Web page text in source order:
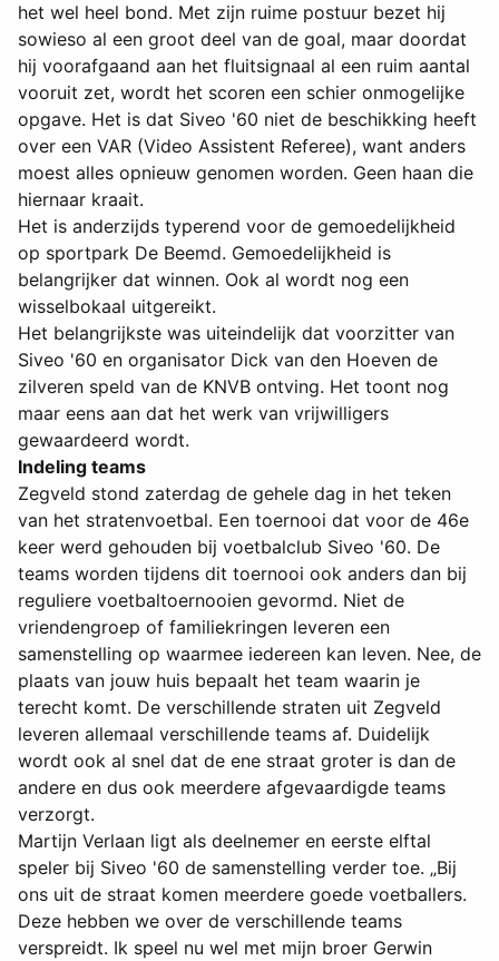
het wel heel bond. Met zijn ruime postuur bezet hij
sowieso al een groot deel van de goal, maar doordat
hij voorafgaand aan het fluitsignaal al een ruim aantal
vooruit zet, wordt het scoren een schier onmogelijke
opgave. Het is dat Siveo '60 niet de beschikking heeft
over een VAR (Video Assistent Referee), want anders
moest alles opnieuw genomen worden. Geen haan die
hiernaar kraait.
Het is anderzijds typerend voor de gemoedelijkheid
op sportpark De Beemd. Gemoedelijkheid is
belangrijker dat winnen. Ook al wordt nog een
wisselbokaal uitgereikt.
Het belangrijkste was uiteindelijk dat voorzitter van
Siveo '60 en organisator Dick van den Hoeven de
zilveren speld van de KNVB ontving. Het toont nog
maar eens aan dat het werk van vrijwilligers
gewaardeerd wordt.
Indeling teams
Zegveld stond zaterdag de gehele dag in het teken
van het stratenvoetbal. Een toernooi dat voor de 46e
keer werd gehouden bij voetbalclub Siveo '60. De
teams worden tijdens dit toernooi ook anders dan bij
reguliere voetbaltoernooien gevormd. Niet de
vriendengroep of familiekringen leveren een
samenstelling op waarmee iedereen kan leven. Nee, de
plaats van jouw huis bepaalt het team waarin je
terecht komt. De verschillende straten uit Zegveld
leveren allemaal verschillende teams af. Duidelijk
wordt ook al snel dat de ene straat groter is dan de
andere en dus ook meerdere afgevaardigde teams
verzorgt.
Martijn Verlaan ligt als deelnemer en eerste elftal
speler bij Siveo '60 de samenstelling verder toe. „Bij
ons uit de straat komen meerdere goede voetballers.
Deze hebben we over de verschillende teams
verspreidt. Ik speel nu wel met mijn broer Gerwin